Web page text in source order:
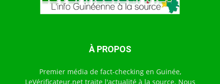
À PROPOS
Premier média de fact-checking en Guinée,
LeVérificateur.net traite l'actualité à la source. Nous